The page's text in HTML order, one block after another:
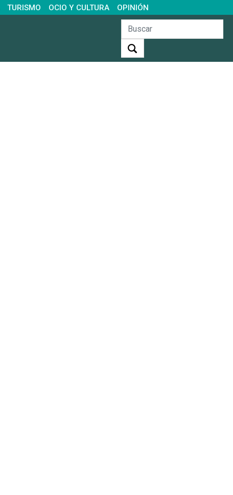
TURISMO OCIO Y CULTURA OPINIÓN